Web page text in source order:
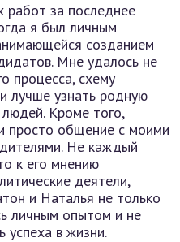
работ за последнее
я был личным
созданием
Мне удалось не
процесса, схему
лучше узнать родную
Кроме того,
просто общение с моими
Не каждый
к его мнению
деятели,
и Наталья не только
личным опытом и не
успеха в жизни.